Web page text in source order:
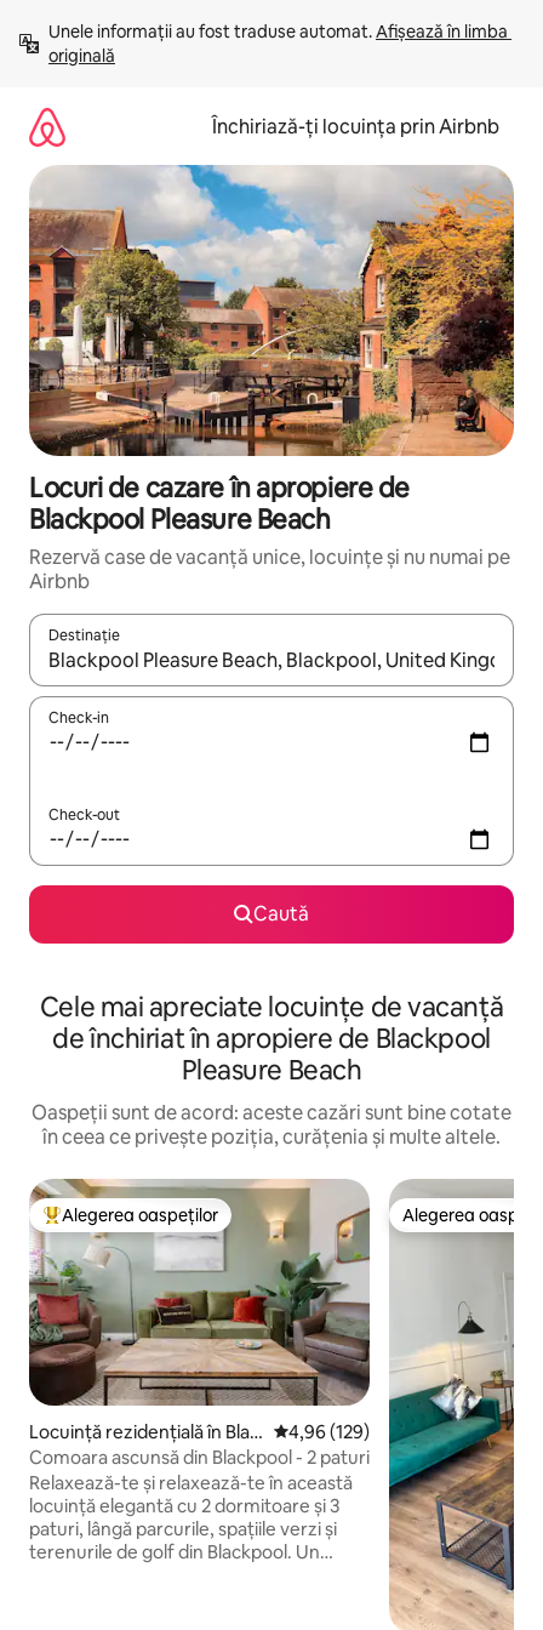
mergi
conținut
Unele informații au fost traduse automat. Afișează în limba
originală
Închiriază-ți locuința prin Airbnb
Locuri de cazare în apropiere de
Blackpool Pleasure Beach
Rezervă case de vacanță unice, locuințe și nu numai pe
Airbnb
Destinație
Când se încarcă rezultatele, navighează folosind tastele
Check-in
Check-out
Caută
Cele mai apreciate locuințe de vacanță
de închiriat în apropiere de Blackpool
Pleasure Beach
Oaspeții sunt de acord: aceste cazări sunt bine cotate
în ceea ce privește poziția, curățenia și multe altele.
Locuință din topul categoriei Alegerea oaspeților
Alegerea oaspeților
Locuință rezidențială în Blac
kpool
Scor mediu de 4,96 din 5, 129
4,96 (129)
Comoara ascunsă din Blackpool - 2 paturi
Relaxează-te și relaxează-te în această
locuință elegantă cu 2 dormitoare și 3
paturi, lângă parcurile, spațiile verzi și
terenurile de golf din Blackpool. Un
Alegerea
Alegerea